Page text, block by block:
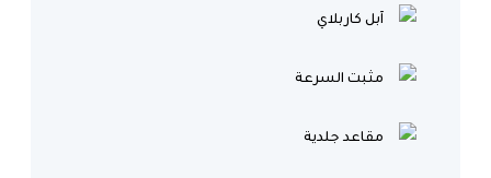
آبل كاربلاي
مثبت السرعة
مقاعد جلدية